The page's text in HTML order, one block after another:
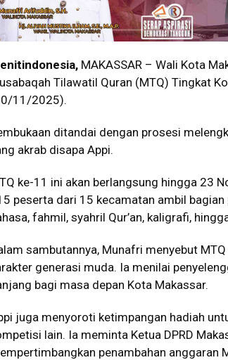
MAKASSAR – Wali Kota
Tilawatil Quran (MTQ) Tingkat
11/2025).
ditandai dengan prosesi
akrab disapa Appi.
ke-11 ini akan berlangsung hingga 23
peserta dari 15 kecamatan ambil
fahmil, syahril Qur’an, kaligrafi,
sambutannya, Munafri menyebut
generasi muda. Ia menilai
bagi masa depan Kota Makassar.
juga menyoroti ketimpangan hadiah
lain. Ia meminta Ketua DPRD
penambahan anggaran